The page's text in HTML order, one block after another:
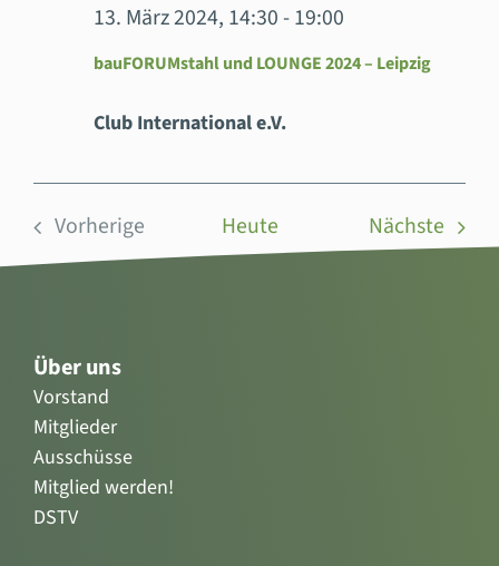
bauFORUMstahl und LOUNGE 2024 – Leipzig
13. März 2024, 14:30 -19:00
Club International e.V.
Vorherige
Veranstaltungen
Heute Nächste
Über uns
Vorstand
Mitglieder
Ausschüsse
Mitglied werden!
DSTV